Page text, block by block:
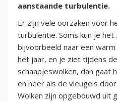
aanstaande turbulentie.
Er zijn vele oorzaken voor
turbulentie. Soms kun je het
bijvoorbeeld naar een
het jaar, en je ziet tijdens
schaapjeswolken, dan gaat
en neer als de vleugels
Wolken zijn opgebouwd uit